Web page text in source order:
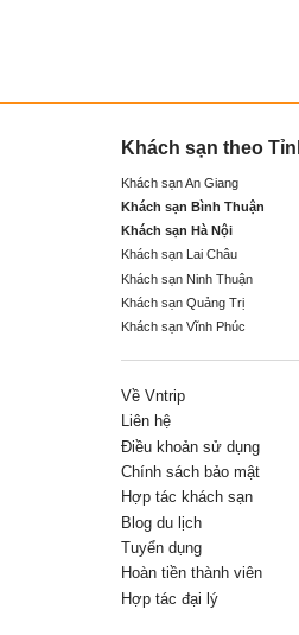
Khách sạn theo
Khách sạn An Giang
Khách sạn Bình Thuận
Khách sạn Hà Nội
Khách sạn Lai Châu
Khách sạn Ninh Thuận
Khách sạn Quảng Trị
Khách sạn Vĩnh Phúc
Về Vntrip
Liên hệ
Điều khoản sử dụng
Chính sách bảo mật
Hợp tác khách sạn
Blog du lịch
Tuyển dụng
Hoàn tiền thành viên
Hợp tác đại lý